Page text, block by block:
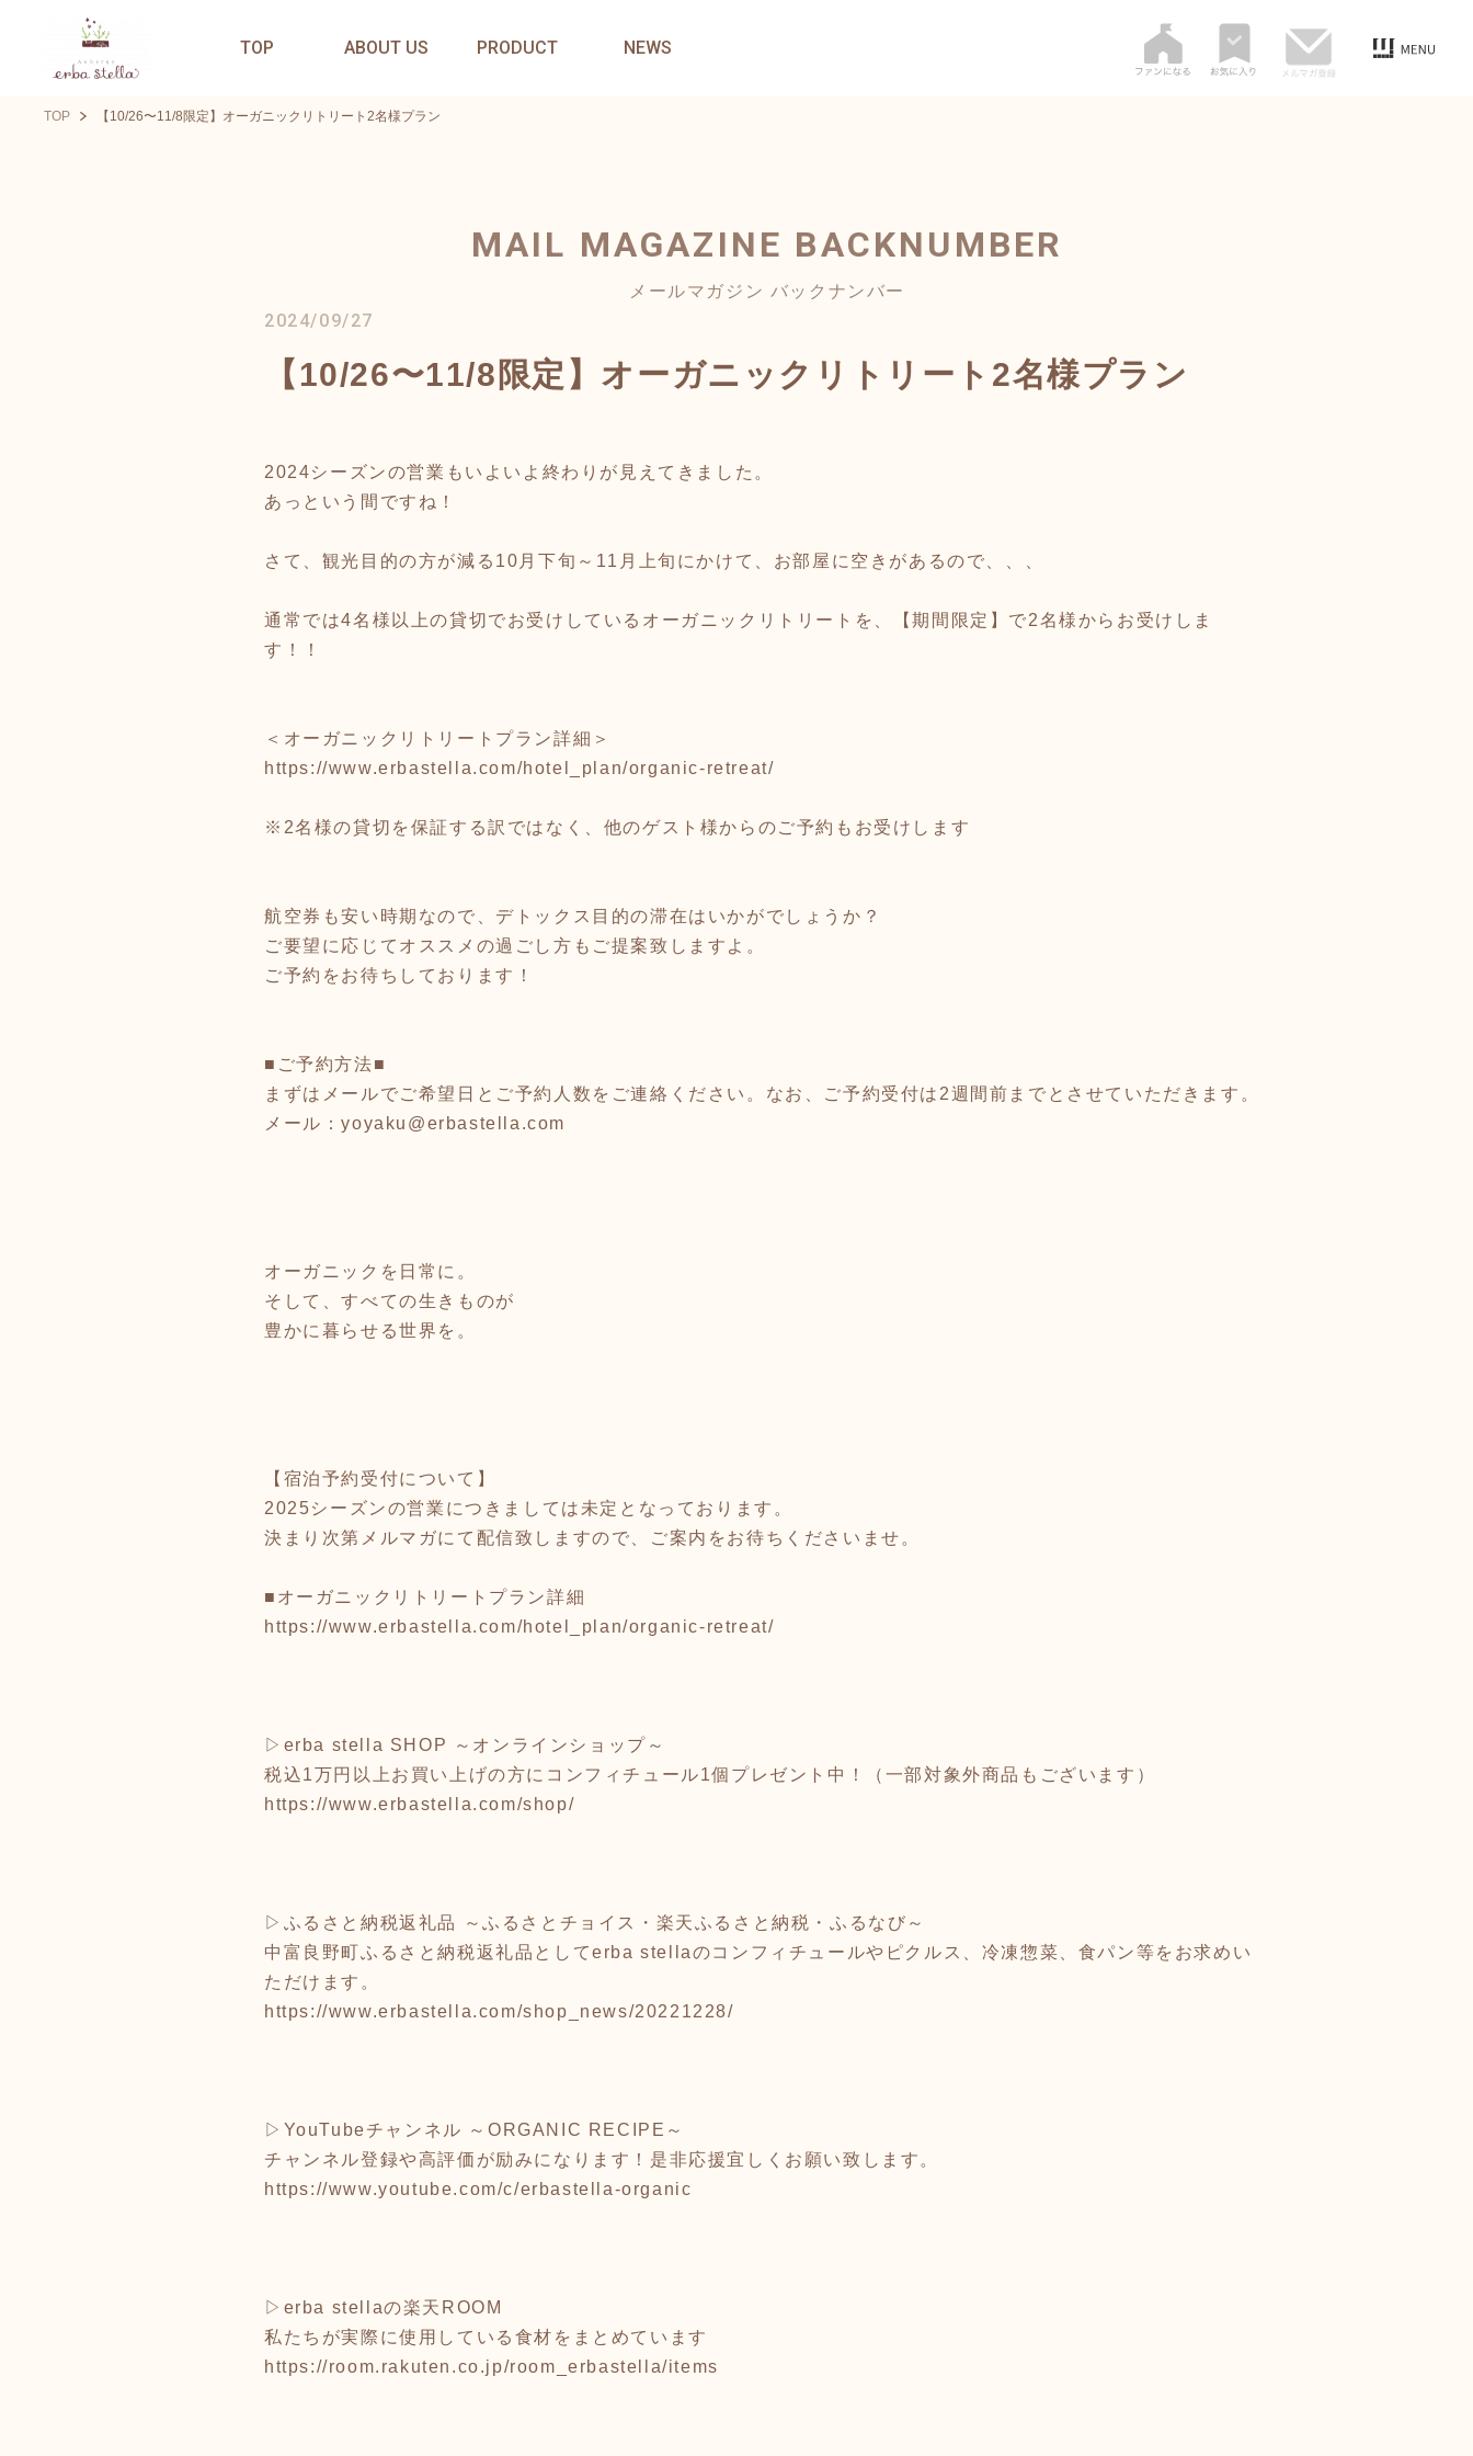
TOP ABOUT US PRODUCT NEWS
TOP 【10/26〜11/8限定】オーガニックリトリート2名様プラン
MAIL MAGAZINE BACKNUMBER
メールマガジン バックナンバー
2024/09/27
【10/26〜11/8限定】オーガニックリトリート2名様プラン
2024シーズンの営業もいよいよ終わりが見えてきました。
あっという間ですね！
さて、観光目的の方が減る10月下旬～11月上旬にかけて、お部屋に空きがあるので、、、
通常では4名様以上の貸切でお受けしているオーガニックリトリートを、【期間限定】で2名様からお受けしま
す！！
＜オーガニックリトリートプラン詳細＞
https://www.erbastella.com/hotel_plan/organic-retreat/
※2名様の貸切を保証する訳ではなく、他のゲスト様からのご予約もお受けします
航空券も安い時期なので、デトックス目的の滞在はいかがでしょうか？
ご要望に応じてオススメの過ごし方もご提案致しますよ。
ご予約をお待ちしております！
■ご予約方法■
まずはメールでご希望日とご予約人数をご連絡ください。なお、ご予約受付は2週間前までとさせていただきます。
メール：yoyaku@erbastella.com
オーガニックを日常に。
そして、すべての生きものが
豊かに暮らせる世界を。
【宿泊予約受付について】
2025シーズンの営業につきましては未定となっております。
決まり次第メルマガにて配信致しますので、ご案内をお待ちくださいませ。
■オーガニックリトリートプラン詳細
https://www.erbastella.com/hotel_plan/organic-retreat/
▷erba stella SHOP ～オンラインショップ～
税込1万円以上お買い上げの方にコンフィチュール1個プレゼント中！（一部対象外商品もございます）
https://www.erbastella.com/shop/
▷ふるさと納税返礼品 ～ふるさとチョイス・楽天ふるさと納税・ふるなび～
中富良野町ふるさと納税返礼品としてerba stellaのコンフィチュールやピクルス、冷凍惣菜、食パン等をお求めい
ただけます。
https://www.erbastella.com/shop_news/20221228/
▷YouTubeチャンネル ～ORGANIC RECIPE～
チャンネル登録や高評価が励みになります！是非応援宜しくお願い致します。
https://www.youtube.com/c/erbastella-organic
▷erba stellaの楽天ROOM
私たちが実際に使用している食材をまとめています
https://room.rakuten.co.jp/room_erbastella/items